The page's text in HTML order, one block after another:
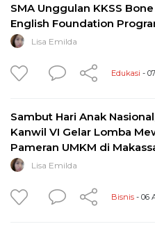
SMA Unggulan KKSS
English Foundation
Lisa Emilda
Edukasi -
Sambut Hari Anak
Kanwil VI Gelar Lomba
Pameran UMKM di
Lisa Emilda
Bisnis - 06